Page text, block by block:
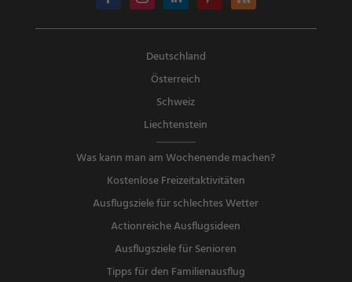
Deutschland
Österreich
Schweiz
Liechtenstein
Was kann man am Wochenende machen?
Kostenlose Freizeitaktivitäten
Ausflugsziele für schlechtes Wetter
Actionreiche Ausflugsideen
Ausflugsziele für Senioren
Tipps für den Familienausflug